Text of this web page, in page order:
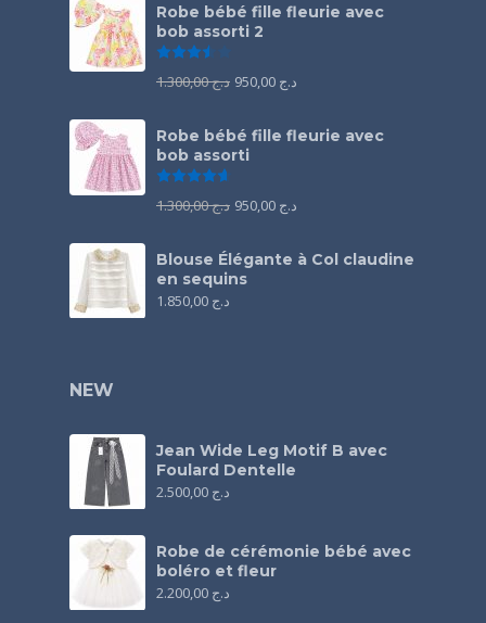
Robe bébé fille fleurie avec
bob assorti 2
د.ج1.300,00 د.ج
Robe bébé fille fleurie avec
bob assorti
د.ج1.300,00 د.ج
Blouse Élégante à Col claudine
en sequins
د.ج
NEW
Jean Wide Leg Motif B avec
Foulard Dentelle
د.ج
Robe de cérémonie bébé avec
boléro et fleur
د.ج